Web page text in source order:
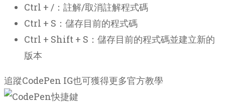
Ctrl + /：註解/取消註解程式碼
Ctrl + S：儲存目前的程式碼
Ctrl + Shift + S：儲存目前的程式碼並建立新的
版本
追蹤CodePen IG也可獲得更多官方教學